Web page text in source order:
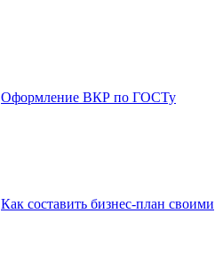
Оформление ВКР по ГОСТу
Как составить бизнес-план своими